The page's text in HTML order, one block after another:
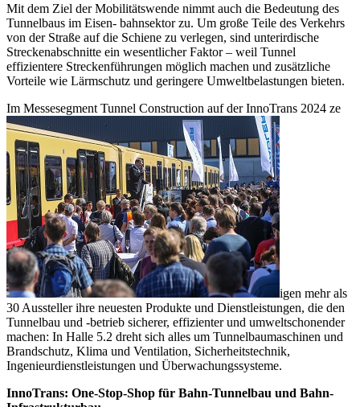
Mit dem Ziel der Mobilitätswende nimmt auch die Bedeutung des
Tunnelbaus im Eisen- bahnsektor zu. Um große Teile des Verkehrs
von der Straße auf die Schiene zu verlegen, sind unterirdische
Streckenabschnitte ein wesentlicher Faktor – weil Tunnel
effizientere Streckenführungen möglich machen und zusätzliche
Vorteile wie Lärmschutz und geringere Umweltbelastungen bieten.
Im Messesegment Tunnel Construction auf der InnoTrans 2024 ze
igen mehr als
30 Aussteller ihre neuesten Produkte und Dienstleistungen, die den
Tunnelbau und -betrieb sicherer, effizienter und umweltschonender
machen: In Halle 5.2 dreht sich alles um Tunnelbaumaschinen und
Brandschutz, Klima und Ventilation, Sicherheitstechnik,
Ingenieurdienstleistungen und Überwachungssysteme.
InnoTrans: One-Stop-Shop für Bahn-Tunnelbau und Bahn-